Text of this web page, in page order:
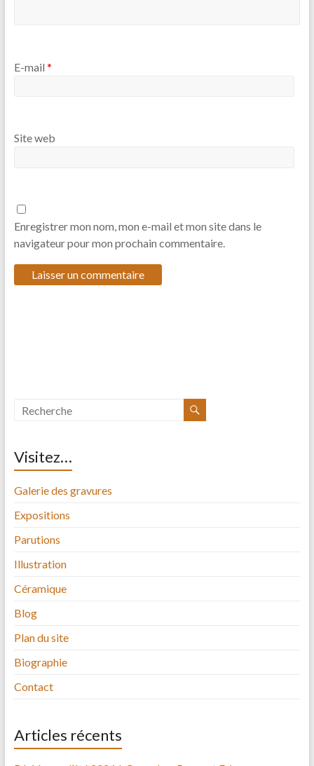
E-mail *
Site web
Enregistrer mon nom, mon e-mail et mon site dans le
navigateur pour mon prochain commentaire.
Visitez…
Galerie des gravures
Expositions
Parutions
Illustration
Céramique
Blog
Plan du site
Biographie
Contact
Articles récents